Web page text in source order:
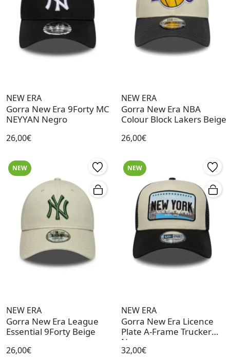
NEW ERA
Gorra New Era 9Forty MC
NEYYAN Negro
26,00€
NEW ERA
Gorra New Era NBA
Colour Block Lakers Beige
26,00€
NEW
NEW ERA
Gorra New Era League
Essential 9Forty Beige
26,00€
NEW
NEW ERA
Gorra New Era Licence
Plate A-Frame Trucker
Negro
32,00€